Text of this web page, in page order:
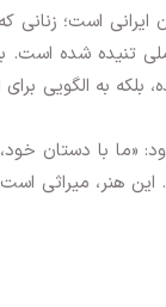
ایرانی است؛
تنیده شده است. به
به الگویی
«ما با دستان
هنر، میراثی